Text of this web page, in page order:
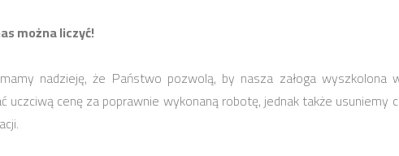
można liczyć!
nadzieję, że Państwo pozwolą, by nasza załoga
cenę za poprawnie wykonaną robotę, jednak także usuniemy